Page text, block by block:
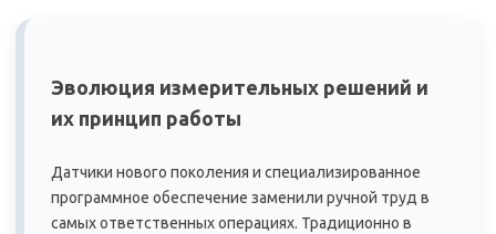
Эволюция измерительных решений и
их принцип работы
Датчики нового поколения и специализированное
программное обеспечение заменили ручной труд в
самых ответственных операциях. Традиционно в